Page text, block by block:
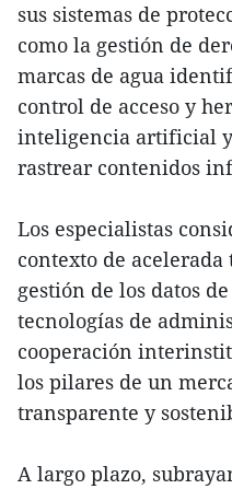
sus sistemas de
como la gestión de
marcas de agua
control de acceso y
inteligencia artificial
rastrear contenidos
Los especialistas
contexto de
gestión de los datos
tecnologías de
cooperación
los pilares de un
transparente y
A largo plazo,